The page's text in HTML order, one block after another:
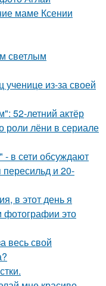
маме Ксении
светлым
из-за своей
52-летний актёр
роли лёни в сериале
в сети обсуждают
и 20-
в этот день я
фотографии это
весь свой